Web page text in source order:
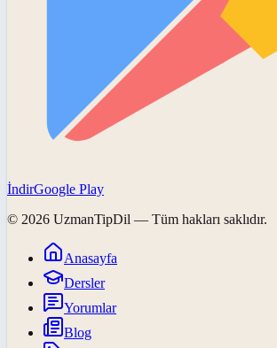
İndirGoogle Play
© 2026 UzmanTipDil — Tüm hakları saklıdır.
Anasayfa
Dersler
Yorumlar
Blog